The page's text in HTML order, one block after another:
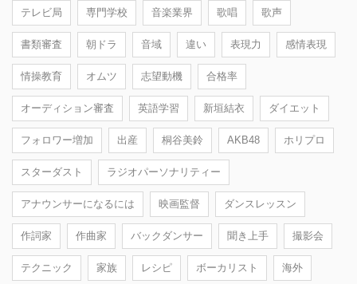
テレビ局 専門学校 音楽業界 歌唱 歌声
書類審査 朝ドラ 音域 違い 表現力 感情表現
情操教育 オムツ 志望動機 合格率
オーディション審査 英語学習 新垣結衣 ダイエット
フォロワー増加 出産 桐谷美鈴 AKB48 ホリプロ
スターダスト ラジオパーソナリティー
アナウンサーになるには 映画監督 ダンスレッスン
作詞家 作曲家 バックダンサー 聞き上手 撮影会
テクニック 家族 レシピ ボーカリスト 海外